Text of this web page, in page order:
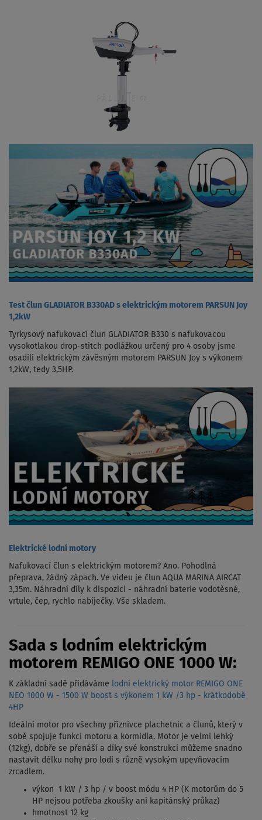
Test člun GLADIATOR B330AD s elektrickým motorem PARSUN Joy
1,2kW
Tyrkysový nafukovací člun GLADIATOR B330 s nafukovacou
vysokotlakou drop-stitch podlážkou určený pro 4 osoby jsme
osadili elektrickým závěsným motorem PARSUN Joy s výkonem
1,2kW, tedy 3,5HP.
Elektrické lodní motory
Nafukovací člun s elektrickým motorem? Ano. Pohodlná
přeprava, žádný zápach. Ve videu je člun AQUA MARINA AIRCAT
3,35m. Náhradní díly k dispozici - náhradní baterie vodotěsné,
vrtule, čep, rychlo nabíječky. Vše skladem.
Sada s lodním elektrickým
motorem REMIGO ONE 1000 W:
K základní sadě přidáváme lodní elektrický motor REMIGO ONE
NEO 1000 W - 1500 W boost s výkonem 1 kW /3 hp - krátkodobě
4HP
Ideální motor pro všechny příznivce plachetnic a člunů, který v
sobě spojuje funkci motoru a kormidla. Motor je velmi lehký
(12kg), dobře se přenáší a díky své konstrukci můžeme snadno
nastavit délku nohy pro lodi s různě vysokým upevňovacím
zrcadlem.
výkon 1 kW / 3 hp / v boost módu 4 HP (K motorům do 5
HP nejsou potřeba zkoušky ani kapitánský průkaz)
hmotnost 12 kg